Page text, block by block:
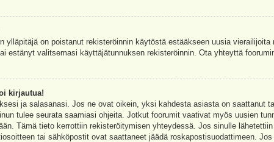
ylläpitäjä on poistanut rekisteröinnin käytöstä estääkseen uusia
estänyt valitsemasi käyttäjätunnuksen rekisteröinnin. Ota yhteyttä
kirjautua!
ja salasanasi. Jos ne ovat oikein, yksi kahdesta asiasta on saattanut
tulee seurata saamiasi ohjeita. Jotkut foorumit vaativat myös uusien
Tämä tieto kerrottiin rekisteröitymisen yhteydessä. Jos sinulle
tai sähköpostit ovat saattaneet jäädä roskapostisuodattimeen.